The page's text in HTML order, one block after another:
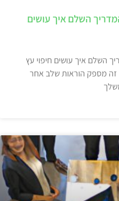
השלם איך עושים
השלם איך עושים חיפוי עץ
זה מספק הוראות שלב אחר